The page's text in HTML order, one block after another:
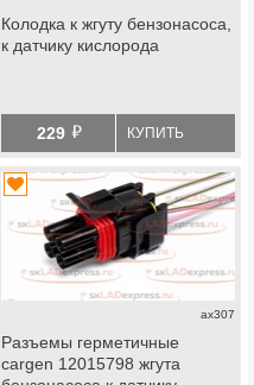
Колодка к жгуту бензонасоса,
к датчику кислорода
229 й КУПИТЬ
ax307
Разъемы герметичные
cargen 12015798 жгута